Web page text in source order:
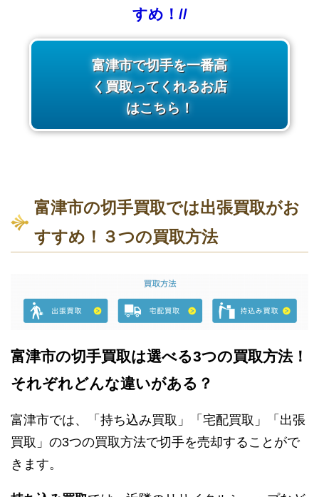
すめ！//
富津市で切手を一番高
く買取ってくれるお店
はこちら！
富津市の切手買取では出張買取がお
すすめ！３つの買取方法
富津市の切手買取は選べる3つの買取方法！
それぞれどんな違いがある？
富津市では、「持ち込み買取」「宅配買取」「出張
買取」の3つの買取方法で切手を売却することがで
きます。